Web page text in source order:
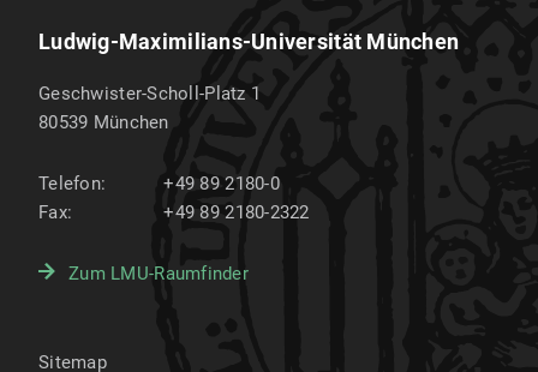
Ludwig-Maximilians-Universität München
Geschwister-Scholl-Platz 1
80539 München
Telefon:
+49 89 2180-0
Fax:
+49 89 2180-2322
Zum LMU-Raumfinder
Sitemap